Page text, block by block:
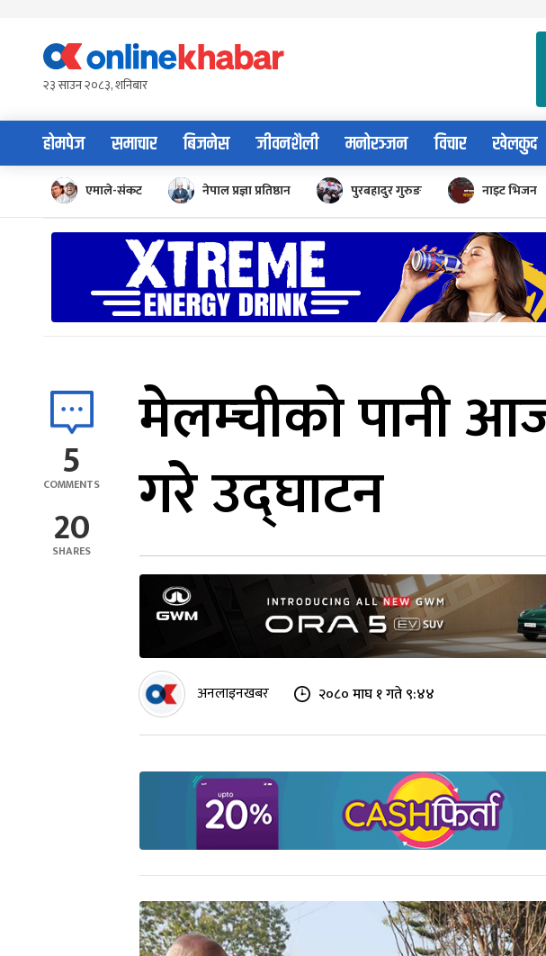
content२३ साउन २०८३, शनिबार
होमपेज समाचार बिजनेस जीवनशैली मनोरञ्जन विचार खेलकुद
एमाले-संकट नेपाल प्रज्ञा प्रतिष्ठान पुरबहादुर गुरुङ नाइट भिजन
5
COMMENTS
20
SHARES
मेलम्चीको पानी
गरे उद्घाटन
अनलाइनखबर २०८० माघ १ गते ९:४४